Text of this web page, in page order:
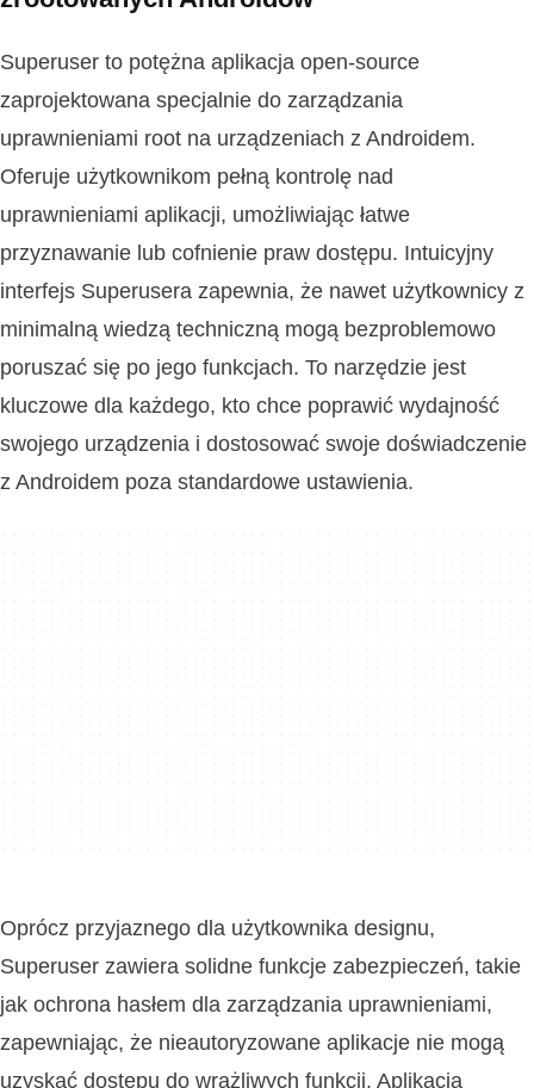
Superuser to potężna aplikacja open-source
zaprojektowana specjalnie do zarządzania
uprawnieniami root na urządzeniach z Androidem.
Oferuje użytkownikom pełną kontrolę nad
uprawnieniami aplikacji, umożliwiając łatwe
przyznawanie lub cofnienie praw dostępu. Intuicyjny
interfejs Superusera zapewnia, że nawet użytkownicy z
minimalną wiedzą techniczną mogą bezproblemowo
poruszać się po jego funkcjach. To narzędzie jest
kluczowe dla każdego, kto chce poprawić wydajność
swojego urządzenia i dostosować swoje doświadczenie
z Androidem poza standardowe ustawienia.
Oprócz przyjaznego dla użytkownika designu,
Superuser zawiera solidne funkcje zabezpieczeń, takie
jak ochrona hasłem dla zarządzania uprawnieniami,
zapewniając, że nieautoryzowane aplikacje nie mogą
uzyskać dostępu do wrażliwych funkcji. Aplikacja